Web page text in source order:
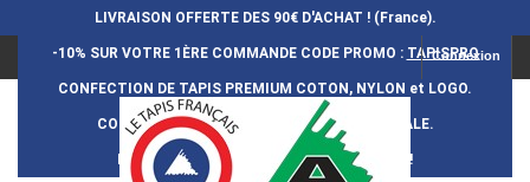
LIVRAISON OFFERTE DES 90€ D'ACHAT ! (France).
-10% SUR VOTRE 1ÈRE COMMANDECODE PROMO : TAPISPRO
CONFECTION DE TAPIS PREMIUM COTON, NYLON et LOGO.
CONFECTION FRANÇ AISE et 100% ARTISANALE.
DURÉE DE VIE DES TAPIS : 5 ANS ENVIRON !
Connexion